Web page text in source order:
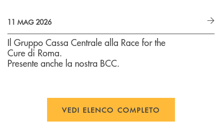
11 MAG 2026
Il Gruppo Cassa Centrale alla Race for the
Cure di Roma.
Presente anche la nostra BCC.
VEDI ELENCO COMPLETO